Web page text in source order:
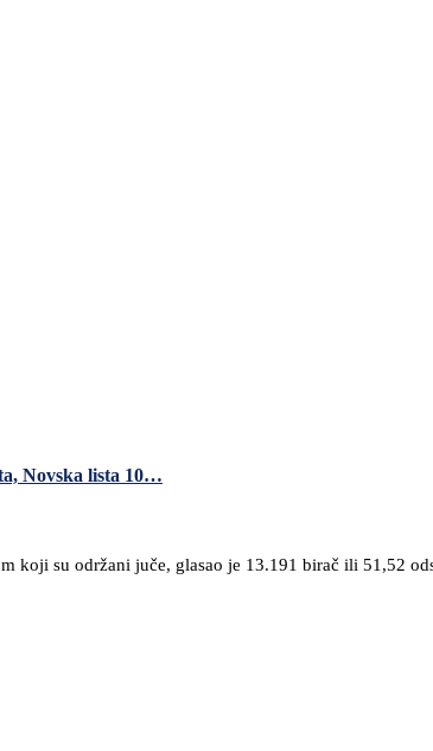
Novska lista 10…
su održani juče, glasao je 13.191 birač ili 51,52